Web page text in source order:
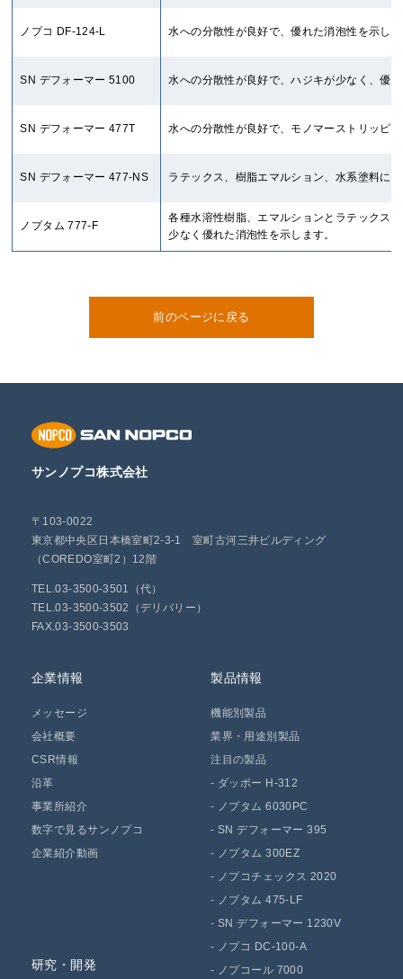
ノプコ DF-124-L 水への分散性が良好で、優れた消泡性を示し
SN デフォーマー 5100 水への分散性が良好で、ハジキが少なく、優
SN デフォーマー 477T 水への分散性が良好で、モノマーストリッピ
SN デフォーマー 477-NS ラテックス、樹脂エマルション、水系塗料に
ノプタム 777-F
各種水溶性樹脂、エマルションとラテックス
少なく優れた消泡性を示します。
前のページに戻る
サンノプコ株式会社
〒103-0022
東京都中央区日本橋室町2-3-1 室町古河三井ビルディング
（COREDO室町2）12階
TEL.03-3500-3501（代）
TEL.03-3500-3502（デリバリー）
FAX.03-3500-3503
企業情報
メッセージ
会社概要
CSR情報
沿革
事業所紹介
数字で見るサンノプコ
企業紹介動画
製品情報
機能別製品
業界・用途別製品
注目の製品
- ダッポー H-312
- ノプタム 6030PC
-SN デフォーマー 395
- ノプタム 300EZ
- ノプコチェックス 2020
- ノプタム 475-LF
-SN デフォーマー 1230V
- ノプコ DC-100-A
- ノプコール 7000
研究・開発